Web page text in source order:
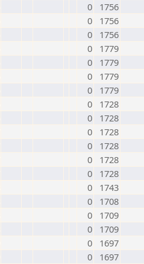
0
1756
0
1756
0
1756
0
1779
0
1779
0
1779
0
1779
0
1728
0
1728
0
1728
0
1728
0
1728
0
1728
0
1743
0
1708
0
1709
0
1709
0
1697
0
1697